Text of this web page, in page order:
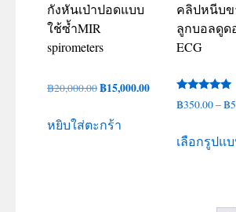
กังหันเป่าปอดแบบ
ใช้ซ้ำMIR
spirometers
฿20,000.00Original
was:
฿15,000.00Current
฿15,000.00.
หยิบใส่ตะกร้า
คลิปหนีบข
ลูกบอลดูด
ECG
ให้คะแนน
5.00
฿350.00–฿
เลือกรูปแ